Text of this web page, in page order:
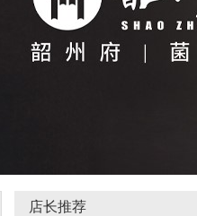
店长推荐